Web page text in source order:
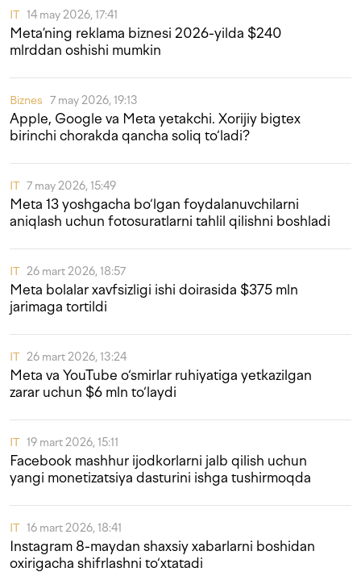
IT 14 may 2026, 17:41
Meta’ning reklama biznesi 2026-yilda $240
mlrddan oshishi mumkin
Biznes 7 may 2026, 19:13
Apple, Google va Meta yetakchi. Xorijiy bigtex
birinchi chorakda qancha soliq to‘ladi?
IT 7 may 2026, 15:49
Meta 13 yoshgacha bo‘lgan foydalanuvchilarni
aniqlash uchun fotosuratlarni tahlil qilishni boshladi
IT 26 mart 2026, 18:57
Meta bolalar xavfsizligi ishi doirasida $375 mln
jarimaga tortildi
IT 26 mart 2026, 13:24
Meta va YouTube o‘smirlar ruhiyatiga yetkazilgan
zarar uchun $6 mln to‘laydi
IT 19 mart 2026, 15:11
Facebook mashhur ijodkorlarni jalb qilish uchun
yangi monetizatsiya dasturini ishga tushirmoqda
IT 16 mart 2026, 18:41
Instagram 8-maydan shaxsiy xabarlarni boshidan
oxirigacha shifrlashni to‘xtatadi